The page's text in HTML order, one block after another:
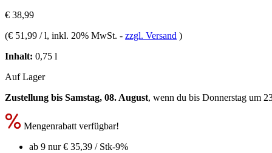
€ 38,99
(€ 51,99 / l, inkl. 20% MwSt. - zzgl. Versand )
Inhalt: 0,75 l
Auf Lager
Zustellung bis Samstag, 08. August, wenn du bis Donnerstag um
Mengenrabatt verfügbar!
ab 9 nur€ 35,39 / Stk-9%